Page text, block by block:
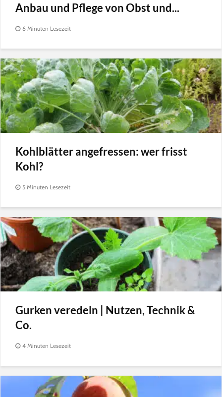
Anbau und Pflege von Obst und...
6 Minuten Lesezeit
Kohlblätter angefressen: wer frisst
Kohl?
5 Minuten Lesezeit
Gurken veredeln | Nutzen, Technik &
Co.
4 Minuten Lesezeit